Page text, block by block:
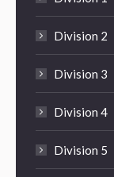
Division 2
Division 3
Division 4
Division 5